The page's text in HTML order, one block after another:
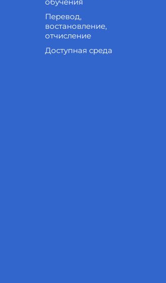
Перевод,
востановление,
отчисление
Доступная среда